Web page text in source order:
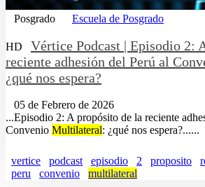
Posgrado Escuela de Posgrado
HD
Vértice Podcast | Episodio 2:
reciente adhesión del Perú al
¿qué nos espera?
05 de Febrero de 2026
...Episodio 2: A propósito de la reciente
Convenio Multilateral: ¿qué nos espera?......
vertice podcast episodio 2 proposito
peru
convenio multilateral